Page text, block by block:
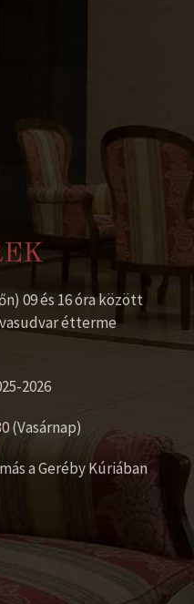
09 és 16 óra között
étterme
2026
(Vasárnap)
a Geréby Kúriában